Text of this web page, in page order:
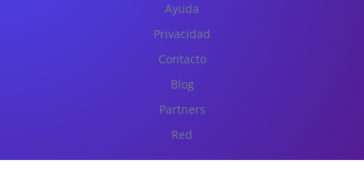
Ayuda
Privacidad
Contacto
Blog
Partners
Red